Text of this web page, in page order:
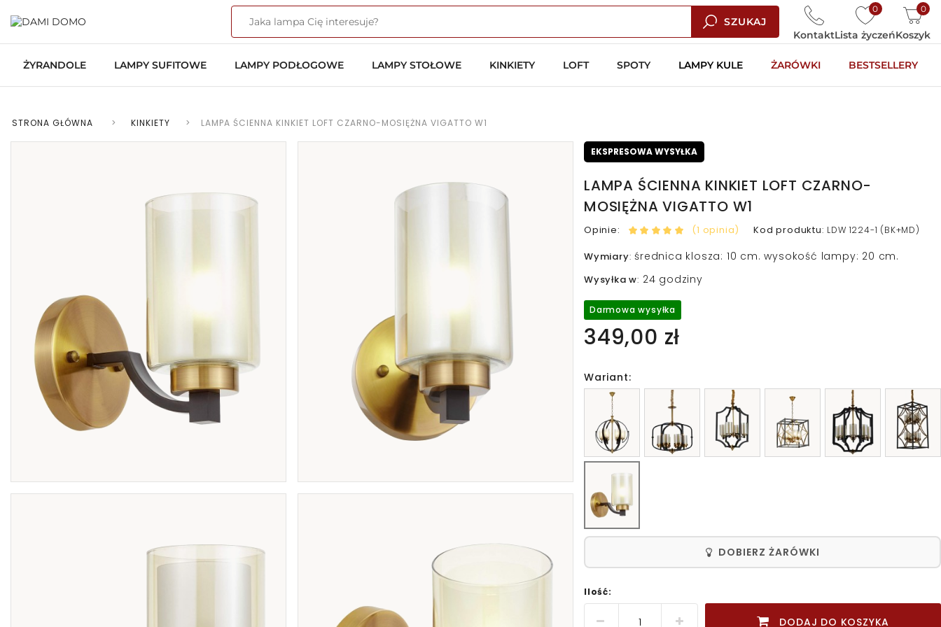
SZUKAJ
0
Lista życzeń
0
Koszyk
Kontakt
ŻYRANDOLE LAMPY SUFITOWE LAMPY PODŁOGOWE LAMPY STOŁOWE KINKIETY LOFT SPOTY LAMPY KULE ŻARÓWKI BESTSELLERY
STRONA GŁÓWNA > KINKIETY > LAMPA ŚCIENNA KINKIET LOFT CZARNO-MOSIĘŻNA VIGATTO W1
EKSPRESOWA WYSYŁKA
LAMPA ŚCIENNA KINKIET LOFT CZARNO-
MOSIĘŻNA VIGATTO W1
Opinie: (1 opinia) Kod produktu: LDW 1224-1 (BK+MD)
Wymiary: średnica klosza: 10 cm. wysokość lampy: 20 cm.
Wysyłka w: 24 godziny
Darmowa wysyłka
349,00 zł
Wariant:
DOBIERZ ŻARÓWKI
Ilość:
DODAJ DO KOSZYKA